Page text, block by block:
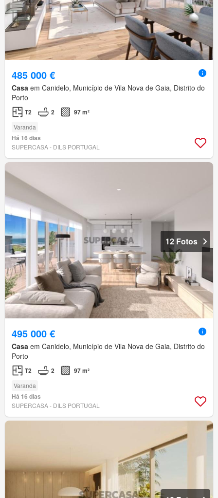
485 000 €
Casa em Canidelo, Município de Vila Nova de Gaia, Distrito do
Porto
T2 2 97 m²
Varanda
Há 16 dias
SUPERCASA - DILS PORTUGAL
12 Fotos
495 000 €
Casa em Canidelo, Município de Vila Nova de Gaia, Distrito do
Porto
T2 2 97 m²
Varanda
Há 16 dias
SUPERCASA - DILS PORTUGAL